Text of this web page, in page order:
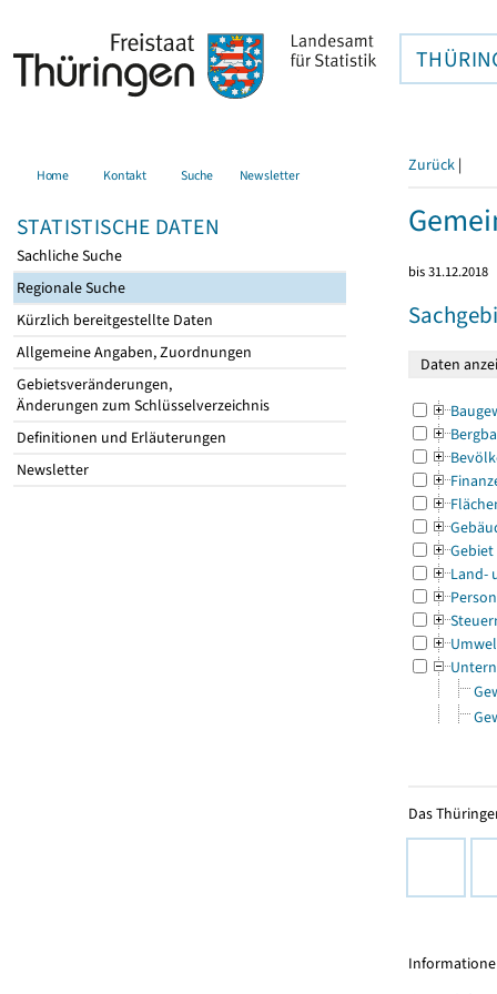
Home Kontakt Suche Newsletter
STATISTISCHE DATEN
Sachliche Suche
Regionale Suche
Kürzlich bereitgestellte Daten
Allgemeine Angaben, Zuordnungen
Gebietsveränderungen,
Änderungen zum Schlüsselverzeichnis
Definitionen und Erläuterungen
Newsletter
Zurück |
bis 31.12.2018
Gebiet
Land-
Das